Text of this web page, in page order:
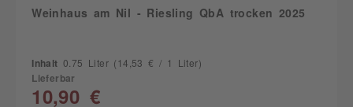
Weinhaus am Nil - Riesling QbA trocken 2025
Inhalt 0.75 Liter (14,53 € / 1 Liter)
Lieferbar
10,90 €